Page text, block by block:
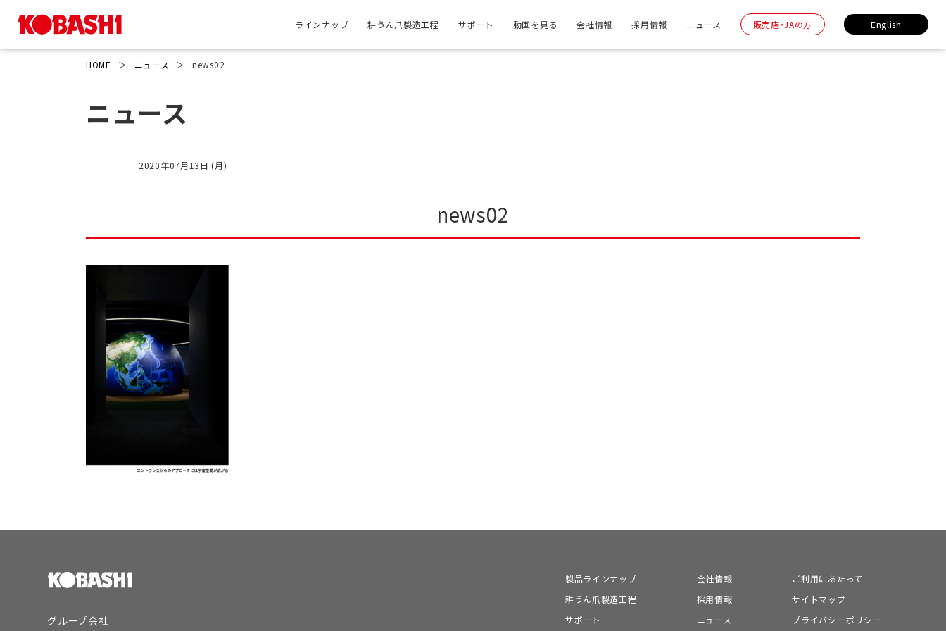
ラインナップ 耕うん爪製造工程 サポート 動画を見る 会社情報 採用情報 ニュース 販売店・JAの方 English
HOME ＞ ニュース ＞ news02
ニュース
2020年07月13日 (月)
news02
グループ会社
製品ラインナップ
耕うん爪製造工程
サポート
会社情報
採用情報
ニュース
ご利用にあたって
サイトマップ
プライバシーポリシー